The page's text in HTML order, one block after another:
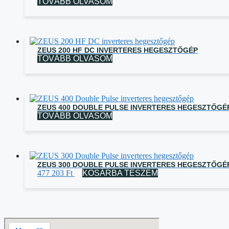
ZEUS 200 HF DC INVERTERES HEGESZTŐGÉP
TOVÁBB OLVASOM
ZEUS 400 DOUBLE PULSE INVERTERES
TOVÁBB OLVASOM
ZEUS 300 DOUBLE PULSE INVERTERES
477 203 Ft KOSÁRBA TESZEM